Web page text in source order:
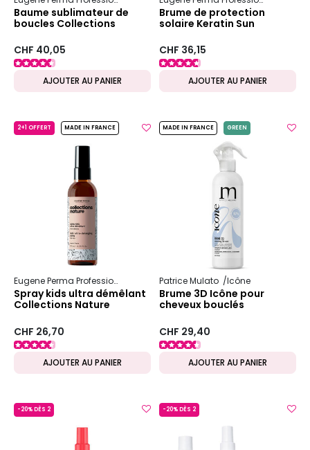
Baume sublimateur de
boucles Collections
CHF 40,05
AJOUTER AU PANIER
Brume de protection
solaire Keratin Sun
CHF 36,15
AJOUTER AU PANIER
2+1 OFFERT MADE IN FRANCE
Eugene Perma Professionnel Collections Nature Kids
Spray kids ultra démêlant
Collections Nature
CHF 26,70
AJOUTER AU PANIER
MADE IN FRANCE GREEN
Patrice Mulato Icône
Brume 3D Icône pour
cheveux bouclés
CHF 29,40
AJOUTER AU PANIER
-20% DÈS 2 -20% DÈS 2